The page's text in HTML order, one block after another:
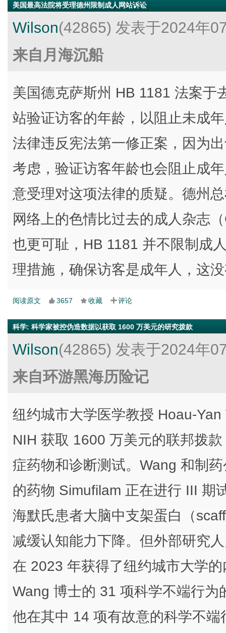
美国最高法院将受理德州限制成人网站诉讼
Wilson(42865) 发表于2024年
来自月海沉船
美国德克萨斯州 HB 1181 法案于
站验证访客的年龄，以阻止未成
法律违反宪法第一修正案，因为
考虑，验证访客年龄也会阻止成
意受理对这项法律的质疑。德州
网络上的色情比过去的成人杂志
也更可耻，HB 1181 并不限制成
理措施，确保访客是成年人，这
阅读原文 3657 收藏 评论
科学: 科学家被控伪造数据以获取 1600 万美元的研究拨款
Wilson(42865) 发表于2024年
来自环游黑海历险记
纽约城市大学医学教授 Hoau-
NIH 获取 1600 万美元的联邦拨
症药物和诊断测试。Wang 和制
的药物 Simufilam 正在进行 III 期
海默氏患者大脑中支架蛋白（
减缓认知能力下降。但外部研究
在 2023 年获得了纽约城市大学
Wang 博士的 31 项科学不端行
他在其中 14 项有故意的科学不